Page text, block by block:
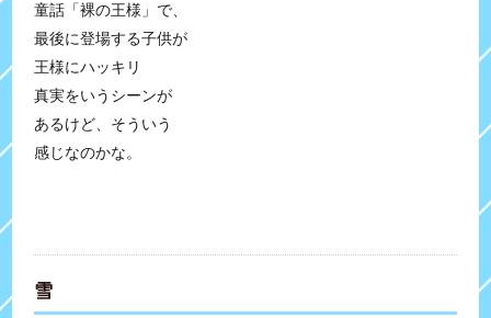
童話「裸の王様」で、
最後に登場する子供が
王様にハッキリ
真実をいうシーンが
あるけど、そういう
感じなのかな。
雪